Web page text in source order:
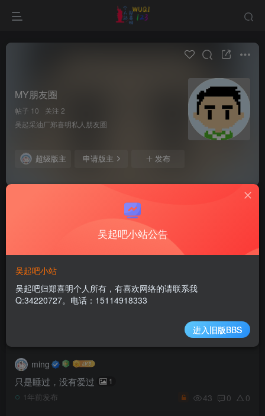
MY朋友圈
帖子 10
关注 2
吴起采油厂郑喜明私人朋友圈
超级版主 申请版主 发布
热门
做菜我是认真的
12个月前发布
ming
228 0 0
ming
只是睡过，没有爱过 1
1年前发布 43 0 0
吴起吧小站公告
吴起吧小站
吴起吧归郑喜明个人所有，有喜欢网络的请联系我
Q:34220727。电话：15114918333
进入旧版BBS